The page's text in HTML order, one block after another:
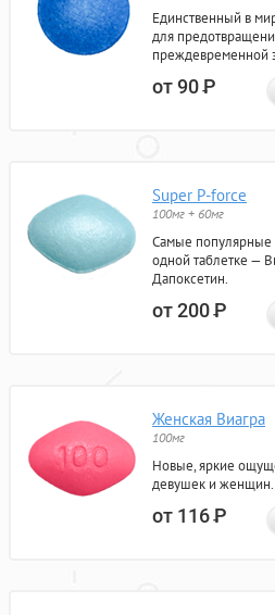
Единственный в
для
преждевременной
от 90Р
Super P-force
100мг + 60мг
Самые популярные
одной таблетке —
Дапоксетин.
от 200Р
Женская Виагра
100мг
Новые, яркие
девушек и женщин.
от 116Р